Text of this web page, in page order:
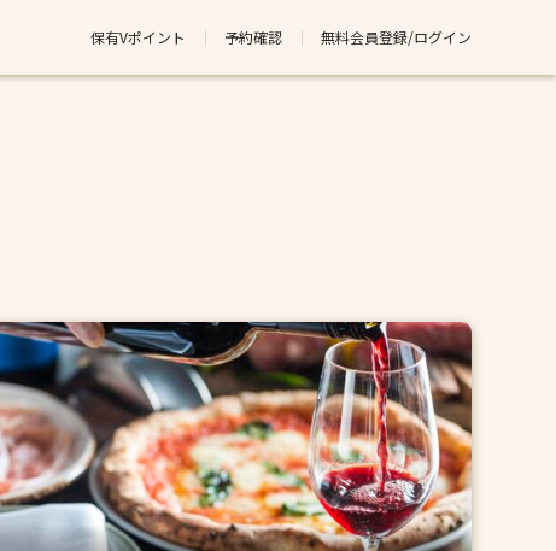
保有Vポイント 予約確認 無料会員登録/ログイン